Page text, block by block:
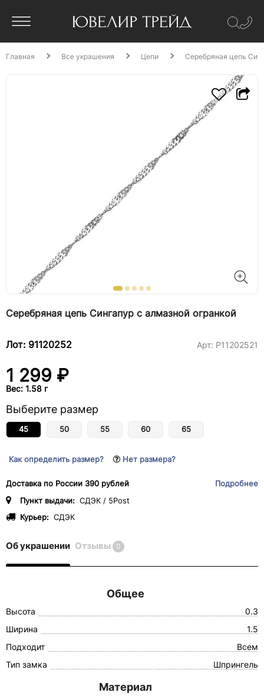
Главная Все украшения Цепи Серебряная цепь
Серебряная цепь Сингапур с алмазной огранкой
Лот: 91120252 Арт: Р11202521
1 299 ₽
Вес: 1.58 г
Выберите размер
45 50 55 60 65
Как определить размер? Нет размера?
Доставка по России 390 рублей
Подробнее
Пункт выдачи: СДЭК / 5Post
Курьер: СДЭК
Об украшении Отзывы 0
Общее
Высота
0.3
Ширина
1.5
Подходит
Всем
Тип замка
Шпрингель
Материал